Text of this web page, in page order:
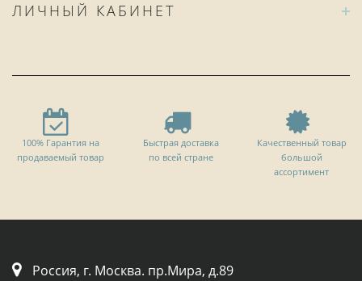
ЛИЧНЫЙ КАБИНЕТ
100% Гарантия на
продаваемый товар
Быстрая доставка
по всей стране
Качественный товар
большой
ассортимент
Россия, г. Москва. пр.Мира, д.89